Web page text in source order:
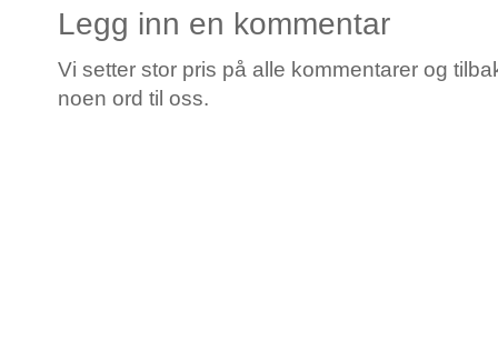
Legg inn en kommentar
Vi setter stor pris på alle kommentarer og
noen ord til oss.